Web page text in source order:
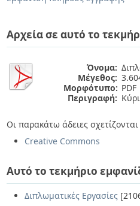
Αρχεία σε αυτό το
Όνομα:
Μέγεθος:
Μορφότυπο: PDF
Περιγραφή:
Οι παρακάτω άδειες
Creative Commons
Αυτό το τεκμήριο
Διπλωματικές Εργασίες